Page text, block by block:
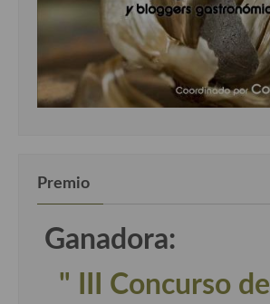
Premio
Ganadora:
" III Concurso de